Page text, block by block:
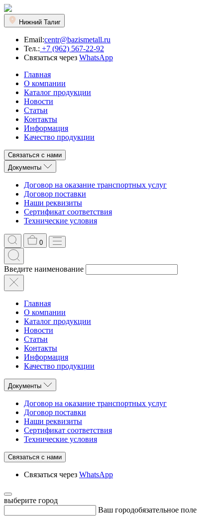
Нижний Талиг
Email:centr@bazismetall.ru
Тел.: +7 (962) 567-22-92
Связаться через WhatsApp
Главная
О компании
Каталог продукции
Новости
Статьи
Контакты
Информация
Качество продукции
Связаться с нами
Документы
Договор на оказание транспортных услуг
Договор поставки
Наши реквизиты
Сертификат соответствия
Технические условия
0
Введите наименование
Главная
О компании
Каталог продукции
Новости
Статьи
Контакты
Информация
Качество продукции
Документы
Договор на оказание транспортных услуг
Договор поставки
Наши реквизиты
Сертификат соответствия
Технические условия
Связаться с нами
Связаться через WhatsApp
выберите город
Ваш городобязательное поле